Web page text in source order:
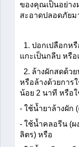
ของคุณเป็นอย่าง
สะอาดปลอดภัยม
แกะเป็นกลีบ หรื
หรือล้างด้วยการ
น้อย 2 นาที หรือ
- ใช้น้ำยาล้างผัก
- ใช้น้ำคลอรีน (
ลิตร) หรือ